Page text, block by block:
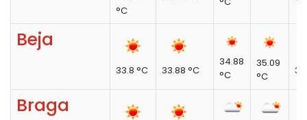
°C
Beja
33.8 °C 33.88 °C
34.88
°C
35.09
°C
Braga